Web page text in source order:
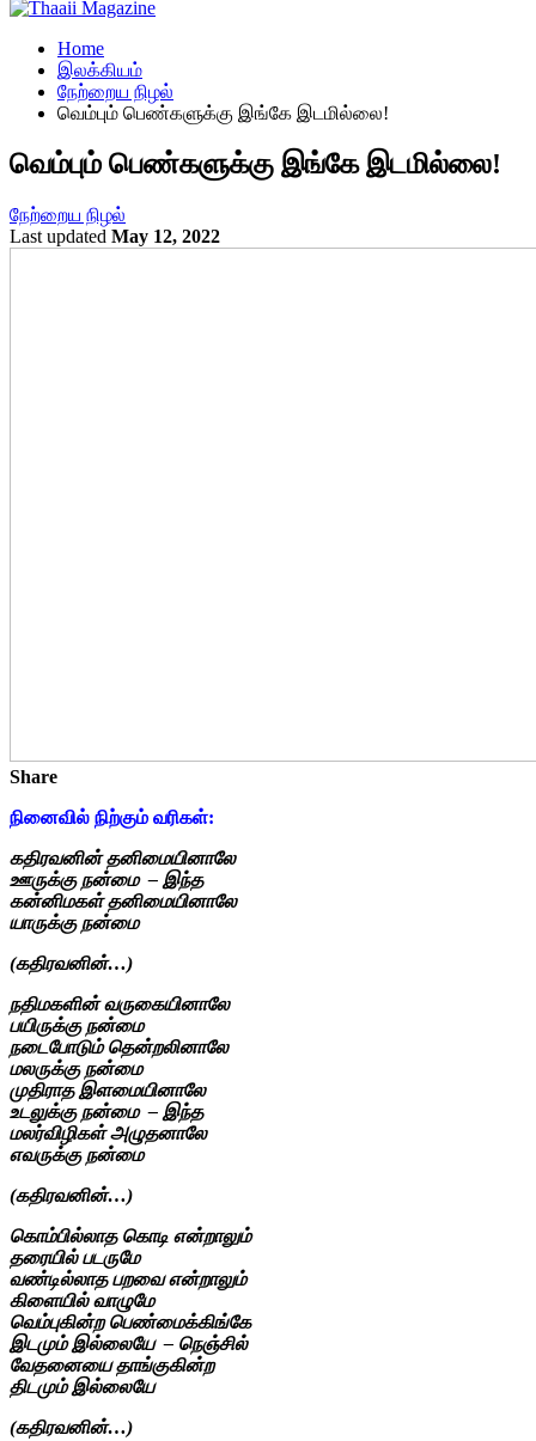
Home
இலக்கியம்
நேற்றைய நிழல்
வெம்பும் பெண்களுக்கு இங்கே இடமில்லை!
வெம்பும் பெண்களுக்கு இங்கே இடமில்லை!
நேற்றைய நிழல்
Last updated May 12, 2022
Share
நினைவில் நிற்கும் வரிகள்:
கதிரவனின் தனிமையினாலே
ஊருக்கு நன்மை – இந்த
கன்னிமகள் தனிமையினாலே
யாருக்கு நன்மை
(கதிரவனின்…)
நதிமகளின் வருகையினாலே
பயிருக்கு நன்மை
நடைபோடும் தென்றலினாலே
மலருக்கு நன்மை
முதிராத இளமையினாலே
உடலுக்கு நன்மை – இந்த
மலர்விழிகள் அழுதனாலே
எவருக்கு நன்மை
(கதிரவனின்…)
கொம்பில்லாத கொடி என்றாலும்
தரையில் படருமே
வண்டில்லாத பறவை என்றாலும்
கிளையில் வாழுமே
வெம்புகின்ற பெண்மைக்கிங்கே
இடமும் இல்லையே – நெஞ்சில்
வேதனையை தாங்குகின்ற
திடமும் இல்லையே
(கதிரவனின்…)